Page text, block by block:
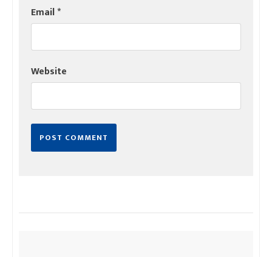
Email*
Website